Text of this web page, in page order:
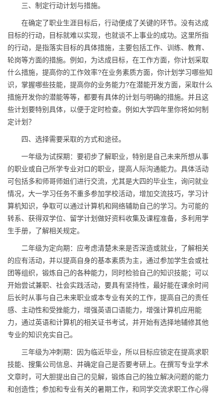
三、制定行动计划与措施。
在确定了职业生涯目标后，行动便成了关键的环节。没有达成
目标的行动，目标就难以实现，也就谈不上事业的成功。这里所指
的行动，是指落实目标的具体措施，主要包括工作、训练、教育、
轮岗等方面的措施。例如，为达成目标，在工作方面，你计划采取
什么措施，提高你的工作效率?在业务素质方面，你计划学习哪些知
识，掌握哪些技能，提高你的业务能力?在潜能开发方面，采取什么
措施开发你的潜能等等，都要有具体的计划与明确的措施。并且这
些计划要特别具体，以便于定时检查。例如大学四年里你将如何制
定计划？
四、选择需要采取的方式和途径。
一年级为试探期：要初步了解职业，特别是自己未来所想从事
的职业或自己所学专业对口的职业，提高人际沟通能力。具体活动
可包括多和师哥师姐们进行交流，尤其是大四的毕业生，询问就业
情况，大一学习任务不重多参加学校活动，增加交流技巧，学习计
算机知识，争取可以通过计算机和网络辅助自己的学习。为可能的
转系、获得双学位、留学计划做好资料收集及课程准备，多利用学
生手册，了解相关规定。
二年级为定向期：应考虑清楚未来是否深造或就业，了解相关
的应有活动，并以提高自身的基本素质为主，通过参加学生会或社
团等组织，锻炼自己的各种能力，同时检验自己的知识技能；可以
开始尝试兼职、社会实践活动，要具有坚持性，最好能在课余时间
后长时从事与自己未来职业或本专业有关的工作，提高自己的责任
感、主动性和受挫能力，增强英语口语能力，增强计算机应用能
力，通过英语和计算机的相关证书考试，并开始有选择地辅修其他
专业的知识充实自己。
三年级为冲刺期：因为临近毕业，所以目标应锁定在提高求职
技能、搜集公司信息、并确定自己是否要考研上。在撰写专业学术
文章时，可大胆提出自己的见解，锻炼自己的独立解决问题的能力
和创造性；参加和专业有关的暑期工作，和同学交流求职工作心得